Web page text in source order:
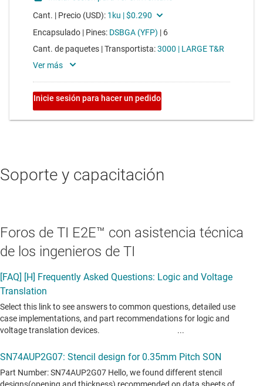
Soporte y capacitación
Foros de TI E2E™ con asistencia técnica
de los ingenieros de TI